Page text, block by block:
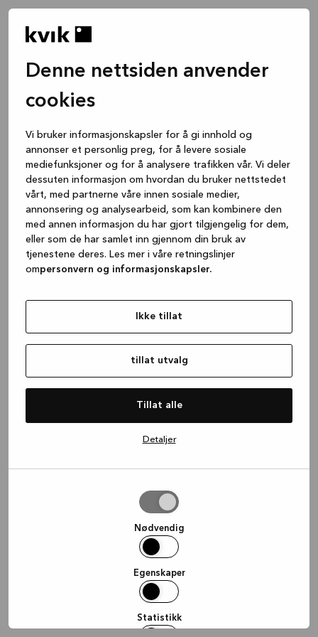
Denne nettsiden anvender
cookies
Vi bruker informasjonskapsler for å gi innhold og
annonser et personlig preg, for å levere sosiale
mediefunksjoner og for å analysere trafikken vår. Vi deler
dessuten informasjon om hvordan du bruker nettstedet
vårt, med partnerne våre innen sosiale medier,
annonsering og analysearbeid, som kan kombinere den
med annen informasjon du har gjort tilgjengelig for dem,
eller som de har samlet inn gjennom din bruk av
tjenestene deres. Les mer i våre retningslinjer
ompersonvern og informasjonskapsler.
Ikke tillat
tillat utvalg
Tillat alle
Detaljer
Nødvendig
Egenskaper
Statistikk
(see the browser console for more
information).